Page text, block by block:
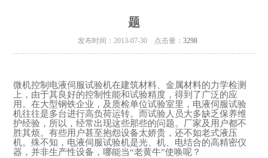
题
发布时间：2013-07-30 点击量： 3298
微机控制电液伺服试验机在建筑材料、金属材料的力学检测
上，由于其良好的控制性能和试验精度，得到了广泛的应
用。在大型钢铁企业，及质检单位试验室里，电液伺服试验
机往往是多台进行高负荷运转。而试验人员大多缺乏保养维
护经验，所以，经常出现这些那些的问题。厂家及用户都不
胜其烦。有些用户甚至抱怨设备太娇贵，还不如老式液压
机。殊不知，电液伺服试验机是光、机、电结合的高精密仪
器，并非生产性设备，哪能当“老黄牛”使唤呢？